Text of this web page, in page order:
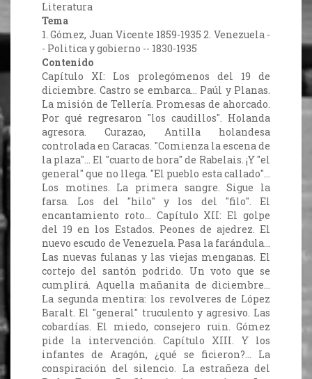
Literatura
Tema
1. Gómez, Juan Vicente 1859-1935 2. Venezuela -
- Politica y gobierno -- 1830-1935
Contenido
Capítulo XI: Los prolegómenos del 19 de
diciembre. Castro se embarca… Paúl y Planas.
La misión de Tellería. Promesas de ahorcado.
Por qué regresaron "los caudillos". Holanda
agresora. Curazao, Antilla holandesa
controlada en Caracas. "Comienza la escena de
la plaza"... El "cuarto de hora" de Rabelais. ¡Y "el
general" que no llega. "El pueblo esta callado"...
Los motines. La primera sangre. Sigue la
farsa. Los del "hilo" y los del "filo". El
encantamiento roto... Capítulo XII: El golpe
del 19 en los Estados. Peones de ajedrez. El
nuevo escudo de Venezuela. Pasa la farándula...
Las nuevas fulanas y las viejas menganas. El
cortejo del santón podrido. Un voto que se
cumplirá. Aquella mañanita de diciembre...
La segunda mentira: los revolveres de López
Baralt. El "general" truculento y agresivo. Las
cobardías. El miedo, consejero ruin. Gómez
pide la intervención. Capítulo XIII. Y los
infantes de Aragón, ¿qué se ficieron?... La
conspiración del silencio. La estrañeza del